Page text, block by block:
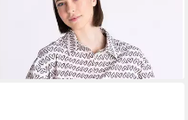
Knopfleiste